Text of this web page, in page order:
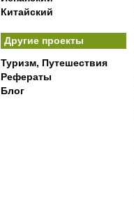
Китайский
Другие проекты
Туризм, Путешествия
Рефераты
Блог